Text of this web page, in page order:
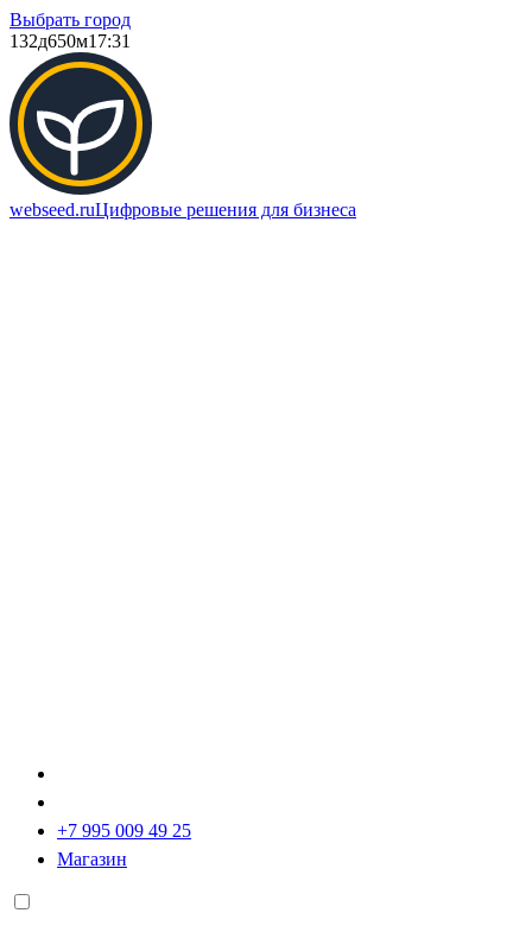
Выбрать город
132д650м17:31
webseed.ruЦифровые решения для бизнеса
+7 995 009 49 25
Магазин